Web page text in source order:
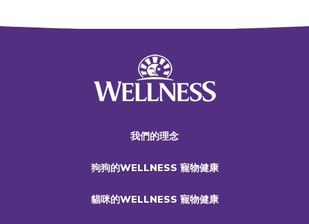
我們的理念
狗狗的WELLNESS 寵物健康
貓咪的WELLNESS 寵物健康